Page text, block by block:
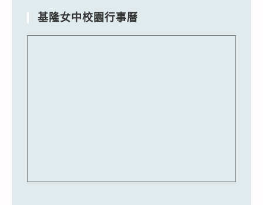
基隆女中校園行事曆